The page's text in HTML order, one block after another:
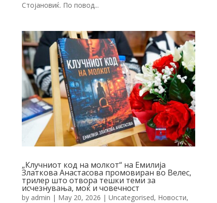
Стојановиќ. По повод...
„Клучниот код на молкот“ на Емилија
Златкова Анастасова промовиран во Велес,
трилер што отвора тешки теми за
исчезнувања, моќ и човечност
by admin | May 20, 2026 | Uncategorised, Новости,